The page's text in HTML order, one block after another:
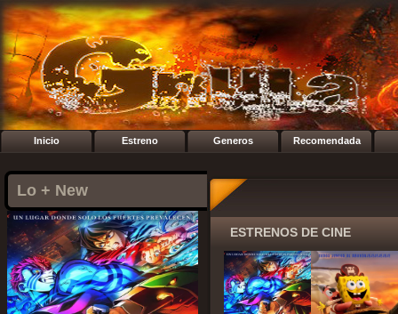
Inicio Estreno Generos Recomendada
Lo + New
ESTRENOS DE CINE